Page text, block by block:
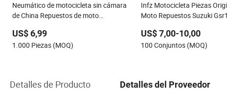
Neumático de motocicleta sin cámara
de China Repuestos de moto
90/90-19 2.25-17 3.00-12 2.75-14
3.00-10 3.50-10
US$ 6,99
1.000 Piezas (MOQ)
Infz Motocicleta Piezas
Moto Repuestos Suzuki
US$ 7,00-10,00
100 Conjuntos (MOQ)
Detalles de Producto Detalles del Proveedor